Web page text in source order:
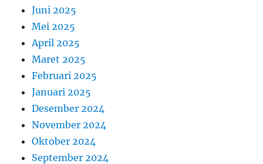
Juni 2025
Mei 2025
April 2025
Maret 2025
Februari 2025
Januari 2025
Desember 2024
November 2024
Oktober 2024
September 2024